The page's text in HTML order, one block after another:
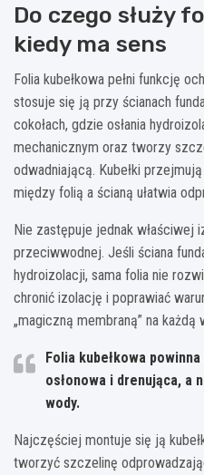
Do czego służy
kiedy ma sens
Folia kubełkowa pełni funkcję
stosuje się ją przy ścianach
cokołach, gdzie osłania
mechanicznym oraz tworzy
odwadniającą. Kubełki
między folią a ścianą ułatwia
Nie zastępuje jednak
przeciwwodnej. Jeśli ściana
hydroizolacji, sama folia nie
chronić izolację i poprawiać
„magiczną membraną” na każdą
Folia kubełkowa
osłonowa i drenująca, a
wody.
Najczęściej montuje się ją
tworzyć szczelinę